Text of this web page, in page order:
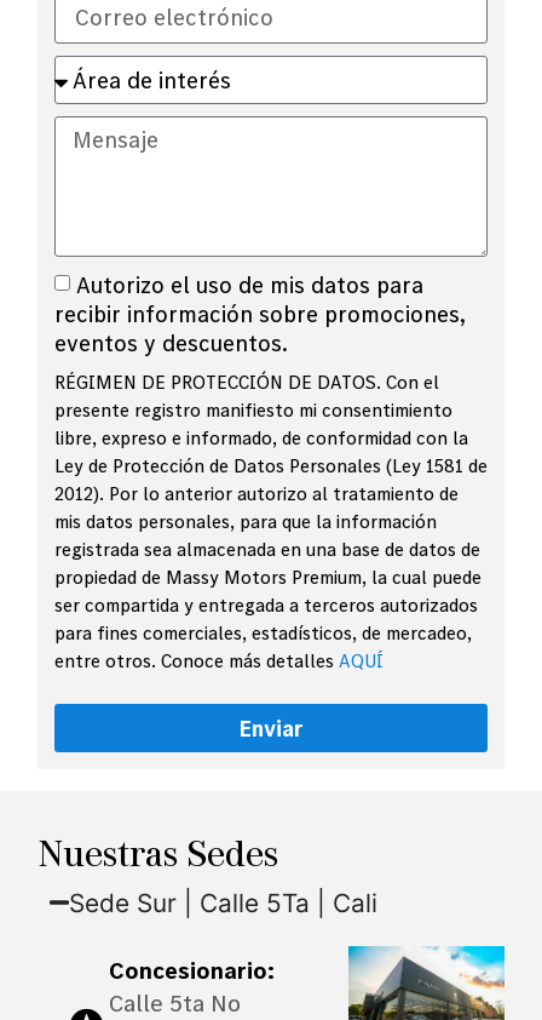
Autorizo el uso de mis datos para
recibir información sobre promociones,
eventos y descuentos.
RÉGIMEN DE PROTECCIÓN DE DATOS. Con el
presente registro manifiesto mi consentimiento
libre, expreso e informado, de conformidad con la
Ley de Protección de Datos Personales (Ley 1581 de
2012). Por lo anterior autorizo al tratamiento de
mis datos personales, para que la información
registrada sea almacenada en una base de datos de
propiedad de Massy Motors Premium, la cual puede
ser compartida y entregada a terceros autorizados
para fines comerciales, estadísticos, de mercadeo,
entre otros. Conoce más detalles AQUÍ
Enviar
Nuestras Sedes
Sede Sur | Calle 5Ta | Cali
Concesionario:
Calle 5ta No